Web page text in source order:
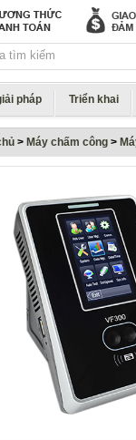
pháp Triển khai
> Máy chấm công >